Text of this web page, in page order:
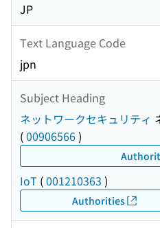
JP
Text Language Code
jpn
Subject Heading
ネットワークセキュリティ
(00906566)
IoT (001210363 )
Authorities